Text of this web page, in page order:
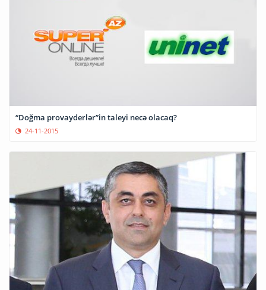
“Doğma provayderlər”in taleyi necə olacaq?
24-11-2015